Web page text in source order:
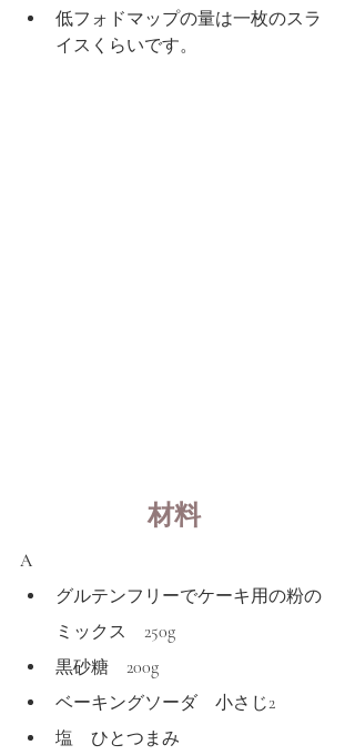
低フォドマップの量は一枚のスラ
イスくらいです。
材料
A
グルテンフリーでケーキ用の粉の
ミックス　250g
黒砂糖　200g
ベーキングソーダ　小さじ2
塩　ひとつまみ